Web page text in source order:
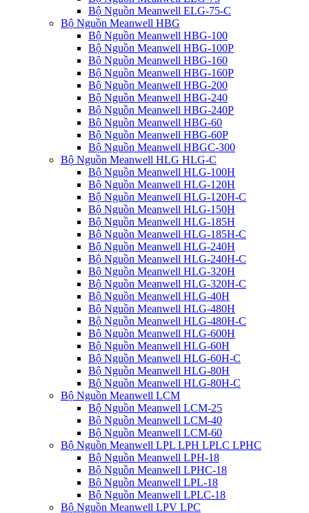
Bộ Nguồn Meanwell ELG-75-C
Bộ Nguồn Meanwell HBG
Bộ Nguồn Meanwell HBG-100
Bộ Nguồn Meanwell HBG-100P
Bộ Nguồn Meanwell HBG-160
Bộ Nguồn Meanwell HBG-160P
Bộ Nguồn Meanwell HBG-200
Bộ Nguồn Meanwell HBG-240
Bộ Nguồn Meanwell HBG-240P
Bộ Nguồn Meanwell HBG-60
Bộ Nguồn Meanwell HBG-60P
Bộ Nguồn Meanwell HBGC-300
Bộ Nguồn Meanwell HLG HLG-C
Bộ Nguồn Meanwell HLG-100H
Bộ Nguồn Meanwell HLG-120H
Bộ Nguồn Meanwell HLG-120H-C
Bộ Nguồn Meanwell HLG-150H
Bộ Nguồn Meanwell HLG-185H
Bộ Nguồn Meanwell HLG-185H-C
Bộ Nguồn Meanwell HLG-240H
Bộ Nguồn Meanwell HLG-240H-C
Bộ Nguồn Meanwell HLG-320H
Bộ Nguồn Meanwell HLG-320H-C
Bộ Nguồn Meanwell HLG-40H
Bộ Nguồn Meanwell HLG-480H
Bộ Nguồn Meanwell HLG-480H-C
Bộ Nguồn Meanwell HLG-600H
Bộ Nguồn Meanwell HLG-60H
Bộ Nguồn Meanwell HLG-60H-C
Bộ Nguồn Meanwell HLG-80H
Bộ Nguồn Meanwell HLG-80H-C
Bộ Nguồn Meanwell LCM
Bộ Nguồn Meanwell LCM-25
Bộ Nguồn Meanwell LCM-40
Bộ Nguồn Meanwell LCM-60
Bộ Nguồn Meanwell LPL LPH LPLC LPHC
Bộ Nguồn Meanwell LPH-18
Bộ Nguồn Meanwell LPHC-18
Bộ Nguồn Meanwell LPL-18
Bộ Nguồn Meanwell LPLC-18
Bộ Nguồn Meanwell LPV LPC